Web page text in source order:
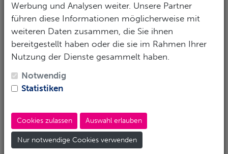
Pauschalereise Hotel Tauchbasis
Reise-Zeitraum
1Erwachsene
Abreise-Flughafen
Werbung und Analysen weiter. Unsere Partner
führen diese Informationen möglicherweise mit
weiteren Daten zusammen, die Sie ihnen
bereitgestellt haben oder die sie im Rahmen Ihrer
Nutzung der Dienste gesammelt haben.
Notwendig
Statistiken
Cookies zulassen Auswahl erlauben
Nur notwendige Cookies verwenden